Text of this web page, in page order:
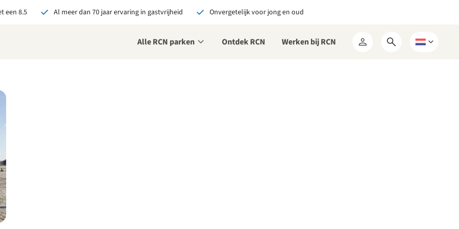
een 8.5 Al meer dan 70 jaar ervaring in gastvrijheid Onvergetelijk voor jong en oud
Alle RCN parken Ontdek RCN Werken bij RCN
Mijn
Open
Kies
bij RCN boekt, krijg je:
alle voordelen